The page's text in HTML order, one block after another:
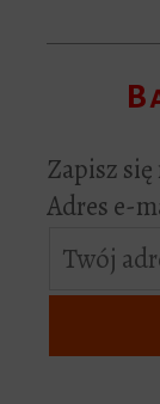
Zapisz
Adres e-